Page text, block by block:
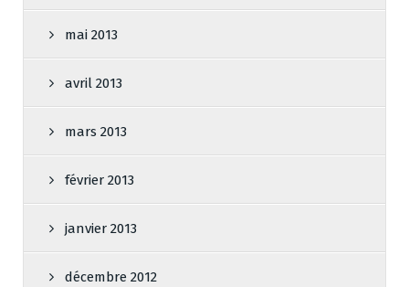
mai 2013
avril 2013
mars 2013
février 2013
janvier 2013
décembre 2012